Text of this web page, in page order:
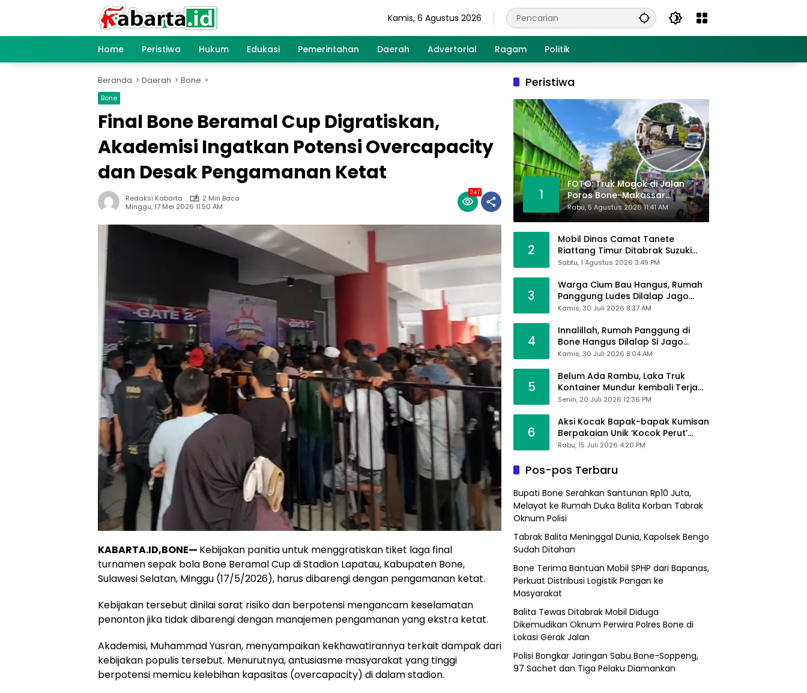
Kamis, 6 Agustus 2026
Home Peristiwa Hukum Edukasi Pemerintahan Daerah Advertorial Ragam Politik
Beranda Daerah Bone
Bone
Final Bone Beramal Cup Digratiskan,
Akademisi Ingatkan Potensi Overcapacity
dan Desak Pengamanan Ketat
Redaksi Kabarta
2 Min Baca
Minggu, 17 Mei 2026 11:50 AM
247
KABARTA.ID,​BONE— Kebijakan panitia untuk menggratiskan tiket laga final
turnamen sepak bola Bone Beramal Cup di Stadion Lapatau, Kabupaten Bone,
Sulawesi Selatan, Minggu (17/5/2026), harus dibarengi dengan pengamanan ketat.
Kebijakan tersebut dinilai sarat risiko dan berpotensi mengancam keselamatan
penonton jika tidak dibarengi dengan manajemen pengamanan yang ekstra ketat.
​Akademisi, Muhammad Yusran, menyampaikan kekhawatirannya terkait dampak dari
kebijakan populis tersebut. Menurutnya, antusiasme masyarakat yang tinggi
berpotensi memicu kelebihan kapasitas (overcapacity) di dalam stadion.
Peristiwa
1
FOTO: Truk Mogok di Jalan
Poros Bone-Makassar
Sebabkan Macet, Polisi Turun
Tangan
Rabu, 5 Agustus 2026 11:41 AM
2
Mobil Dinas Camat Tanete
Riattang Timur Ditabrak Suzuki
Ertiga, Camat Andi Habibie:
Sabtu, 1 Agustus 2026 3:49 PM
3
Warga Cium Bau Hangus, Rumah
Panggung Ludes Dilalap Jago
Merah
Kamis, 30 Juli 2026 8:37 AM
4
Innalillah, Rumah Panggung di
Bone Hangus Dilalap Si Jago
Merah
Kamis, 30 Juli 2026 8:04 AM
5
Belum Ada Rambu, Laka Truk
Kontainer Mundur kembali Terjadi
di Bypass Sumpallabbu
Senin, 20 Juli 2026 12:36 PM
6
Aksi Kocak Bapak-bapak Kumisan
Berpakaian Unik ‘Kocok Perut’
Pengunjung dan Pegawai
Sentuh Atm
Rabu, 15 Juli 2026 4:20 PM
Pos-pos Terbaru
Bupati Bone Serahkan Santunan Rp10 Juta,
Melayat ke Rumah Duka Balita Korban Tabrak
Oknum Polisi
Tabrak Balita Meninggal Dunia, Kapolsek Bengo
Sudah Ditahan
Bone Terima Bantuan Mobil SPHP dari Bapanas,
Perkuat Distribusi Logistik Pangan ke
Masyarakat
Balita Tewas Ditabrak Mobil Diduga
Dikemudikan Oknum Perwira Polres Bone di
Lokasi Gerak Jalan
Polisi Bongkar Jaringan Sabu Bone-Soppeng,
97 Sachet dan Tiga Pelaku Diamankan